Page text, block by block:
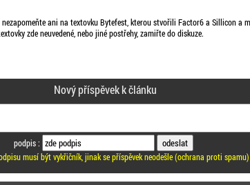
nezapomeňte ani na textovku Bytefest, kterou stvořili Factor6 a Sillicon a
zde neuvedené, nebo jiné postřehy, zamiřte do diskuze.
Nový příspěvek k článku
podpis :
musí být vykřičník, jinak se příspěvek neodešle (ochrana proti spamu)